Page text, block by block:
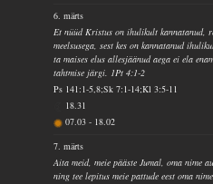
6. märts
Et nüüd Kristus on ihulikult kannatanud,
meelsusega, sest kes on kannatanud
ta maises elus allesjäänud aega ei ela
tahtmise järgi. 1Pt 4:1-2
Ps 141:1-5,8;Sk 7:1-14;Kl 3:5-11
18.31
07.03- 18.02
7. märts
Aita meid, meie pääste Jumal, oma nime
ning tee lepitus meie pattude eest oma